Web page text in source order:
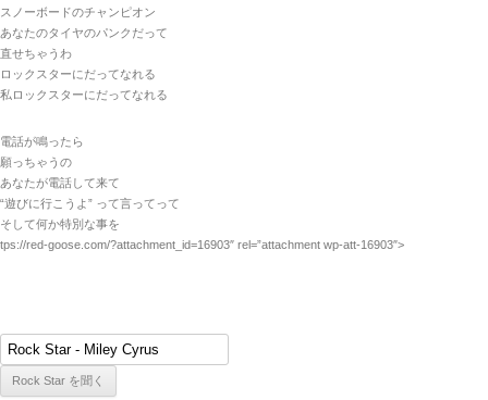
スノーボードのチャンピオン
あなたのタイヤのパンクだって
直せちゃうわ
ロックスターにだってなれる
私ロックスターにだってなれる
電話が鳴ったら
願っちゃうの
あなたが電話して来て
“遊びに行こうよ” って言ってって
そして何か特別な事を
tps://red-goose.com/?attachment_id=16903″ rel=”attachment wp-att-16903″>